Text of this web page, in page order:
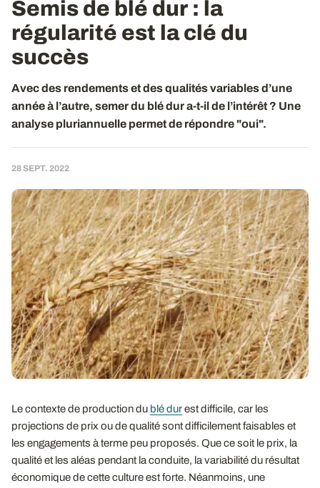
Semis de blé dur : la
régularité est la clé du
succès
Avec des rendements et des qualités variables d’une
année à l’autre, semer du blé dur a-t-il de l’intérêt ? Une
analyse pluriannuelle permet de répondre "oui".
28 SEPT. 2022
Le contexte de production du blé durest difficile, car les
projections de prix ou de qualité sont difficilement faisables et
les engagements à terme peu proposés. Que ce soit le prix, la
qualité et les aléas pendant la conduite, la variabilité du résultat
économique de cette culture est forte. Néanmoins, une